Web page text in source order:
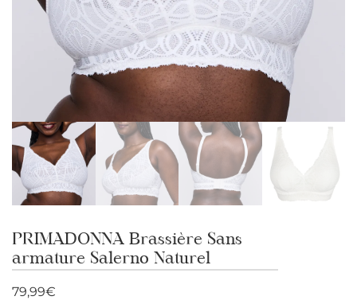
PRIMADONNA Brassière Sans
armature Salerno Naturel
79,99€